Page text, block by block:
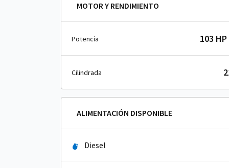
MOTOR Y RENDIMIENTO
Potencia 103
Cilindrada
ALIMENTACIÓN DISPONIBLE
Diesel